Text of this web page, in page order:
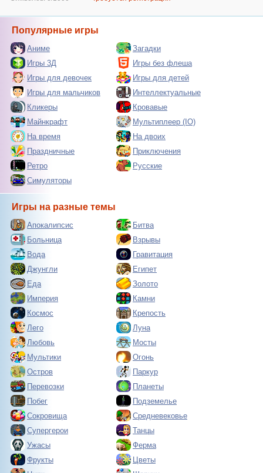
Популярные игры
Аниме
Загадки
Игры 3Д
Игры без флеша
Игры для девочек
Игры для детей
Игры для мальчиков
Интеллектуальные
Кликеры
Кровавые
Майнкрафт
Мультиплеер (IO)
На время
На двоих
Праздничные
Приключения
Ретро
Русские
Симуляторы
Игры на разные темы
Апокалипсис
Битва
Больница
Взрывы
Вода
Гравитация
Джунгли
Египет
Еда
Золото
Империя
Камни
Космос
Крепость
Лего
Луна
Любовь
Мосты
Мультики
Огонь
Остров
Паркур
Перевозки
Планеты
Побег
Подземелье
Сокровища
Средневековье
Супергерои
Танцы
Ужасы
Ферма
Фрукты
Цветы